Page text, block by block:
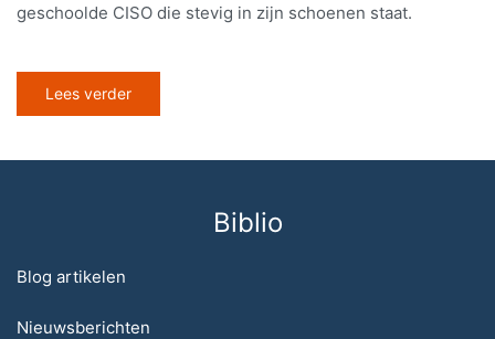
geschoolde CISO die stevig in zijn schoenen staat.
Lees verder
Biblio
Blog artikelen
Nieuwsberichten